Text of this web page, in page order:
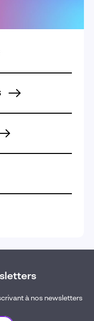
à nos newsletters